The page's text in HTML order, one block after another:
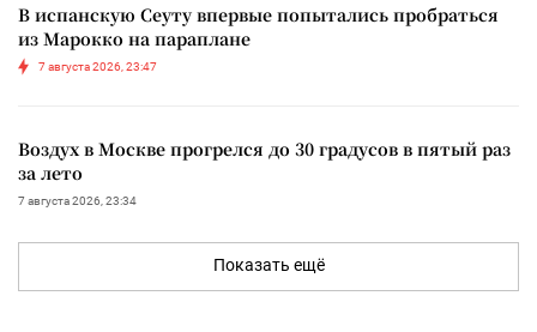
В испанскую Сеуту впервые попытались пробраться
из Марокко на параплане
7 августа 2026, 23:47
Воздух в Москве прогрелся до 30 градусов в пятый раз
за лето
7 августа 2026, 23:34
Показать ещё